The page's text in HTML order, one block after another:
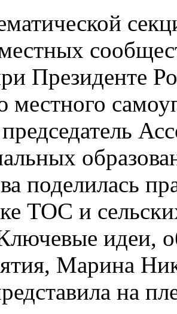
Президенте
местного
поделилась
ТОС и
идеи,
Марина
на